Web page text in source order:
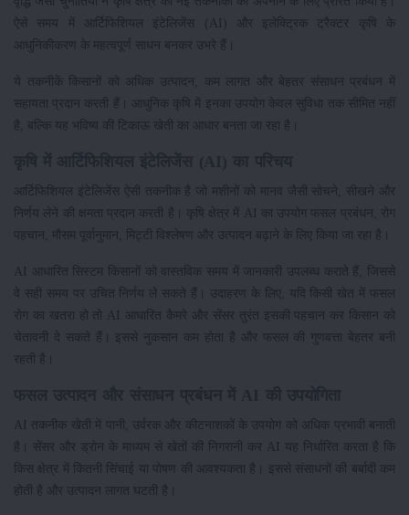
ऐसे समय में आर्टिफिशियल इंटेलिजेंस (AI) और इलेक्ट्रिक ट्रैक्टर कृषि के
आधुनिकीकरण के महत्वपूर्ण साधन बनकर उभरे हैं।
ये तकनीकें किसानों को अधिक उत्पादन, कम लागत और बेहतर संसाधन प्रबंधन में
सहायता प्रदान करती हैं। आधुनिक कृषि में इनका उपयोग केवल सुविधा तक सीमित नहीं
है, बल्कि यह भविष्य की टिकाऊ खेती का आधार बनता जा रहा है।
आर्टिफिशियल इंटेलिजेंस ऐसी तकनीक है जो मशीनों को मानव जैसी सोचने, सीखने और
निर्णय लेने की क्षमता प्रदान करती है। कृषि क्षेत्र में AI का उपयोग फसल प्रबंधन, रोग
पहचान, मौसम पूर्वानुमान, मिट्टी विश्लेषण और उत्पादन बढ़ाने के लिए किया जा रहा है।
AI आधारित सिस्टम किसानों को वास्तविक समय में जानकारी उपलब्ध कराते हैं, जिससे
वे सही समय पर उचित निर्णय ले सकते हैं। उदाहरण के लिए, यदि किसी खेत में फसल
रोग का खतरा हो तो AI आधारित कैमरे और सेंसर तुरंत इसकी पहचान कर किसान को
चेतावनी दे सकते हैं। इससे नुकसान कम होता है और फसल की गुणवत्ता बेहतर बनी
रहती है।
AI तकनीक खेती में पानी, उर्वरक और कीटनाशकों के उपयोग को अधिक प्रभावी बनाती
है। सेंसर और ड्रोन के माध्यम से खेतों की निगरानी कर AI यह निर्धारित करता है कि
किस क्षेत्र में कितनी सिंचाई या पोषण की आवश्यकता है। इससे संसाधनों की बर्बादी कम
होती है और उत्पादन लागत घटती है।